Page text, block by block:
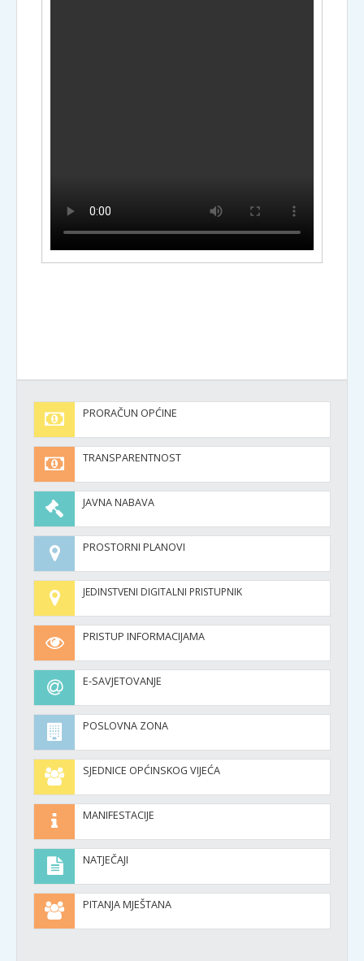
PRORAČUN OPĆINE
TRANSPARENTNOST
JAVNA NABAVA
PROSTORNI PLANOVI
JEDINSTVENI DIGITALNI PRISTUPNIK
PRISTUP INFORMACIJAMA
E-SAVJETOVANJE
POSLOVNA ZONA
SJEDNICE OPĆINSKOG VIJEĆA
MANIFESTACIJE
NATJEČAJI
PITANJA MJEŠTANA